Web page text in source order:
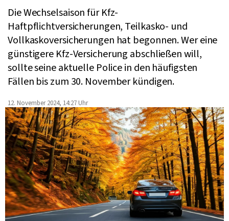
Die Wechselsaison für Kfz-
Haftpflichtversicherungen, Teilkasko- und
Vollkaskoversicherungen hat begonnen. Wer eine
günstigere Kfz-Versicherung abschließen will,
sollte seine aktuelle Police in den häufigsten
Fällen bis zum 30. November kündigen.
12. November 2024, 14:27 Uhr